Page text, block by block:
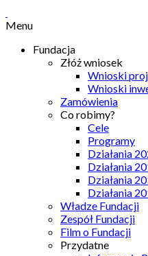
Menu
Fundacja
Złóż wniosek
Wnioski
Wnioski
Zamówienia
Co robimy?
Cele
Programy
Działania
Działania
Działania
Działania
Władze Fundacji
Zespół Fundacji
Film o Fundacji
Przydatne